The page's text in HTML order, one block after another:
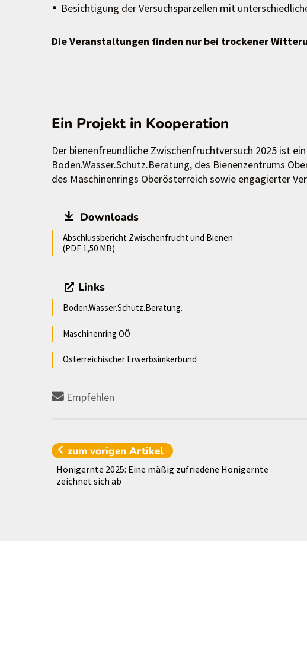
Besichtigung der Versuchsparzellen mit
Die Veranstaltungen finden nur bei trockener
Ein Projekt in Kooperation
Der bienenfreundliche Zwischenfruchtversuch 2025 ist
Boden.Wasser.Schutz.Beratung, des Bienenzentrums
des Maschinenrings Oberösterreich sowie engagierter
Downloads
Abschlussbericht Zwischenfrucht und Bienen
(PDF 1,50 MB)
Links
Boden.Wasser.Schutz.Beratung.
Maschinenring OÖ
Österreichischer Erwerbsimkerbund
Empfehlen
zum vorigenArtikel
Honigernte 2025: Eine mäßig zufriedene Honigernte
zeichnet sich ab